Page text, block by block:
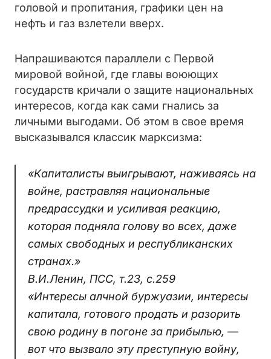
головой и пропитания, графики цен на
нефть и газ взлетели вверх.
Напрашиваются параллели с Первой
мировой войной, где главы воюющих
государств кричали о защите национальных
интересов, когда как сами гнались за
личными выгодами. Об этом в свое время
высказывался классик марксизма:
«Капиталисты выигрывают, наживаясь на
войне, растравляя национальные
предрассудки и усиливая реакцию,
которая подняла голову во всех, даже
самых свободных и республиканских
странах.»
В.И.Ленин, ПСС, т.23, с.259
«Интересы алчной буржуазии, интересы
капитала, готового продать и разорить
свою родину в погоне за прибылью, —
вот что вызвало эту преступную войну,